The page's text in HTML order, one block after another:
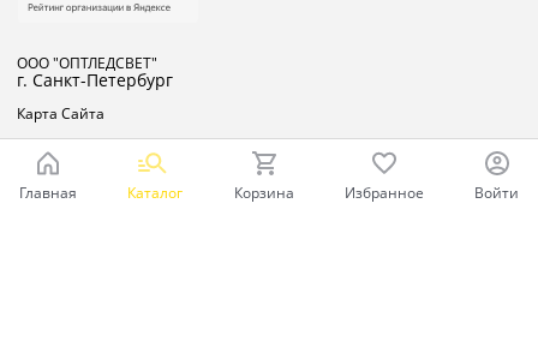
ООО "ОПТЛЕДСВЕТ"
г. Санкт-Петербург
Карта Сайта
Главная Каталог Корзина Избранное Войти